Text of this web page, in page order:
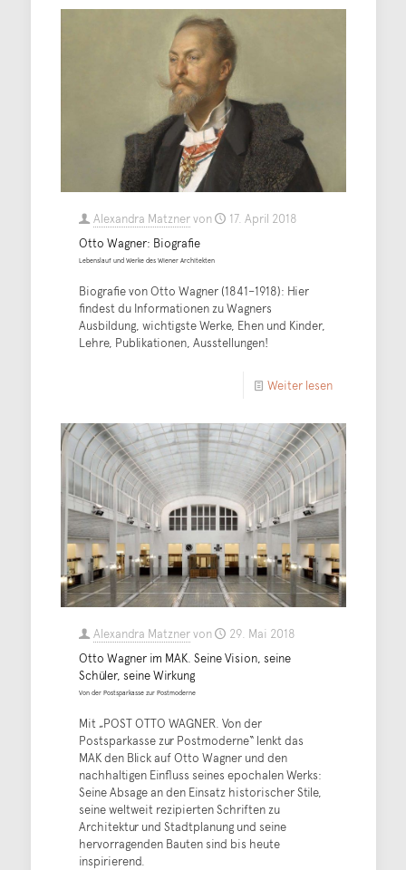
Alexandra Matznervon
17. April 2018
Otto Wagner: Biografie
Lebenslauf und Werke des Wiener Architekten
Biografie von Otto Wagner (1841–1918): Hier
findest du Informationen zu Wagners
Ausbildung, wichtigste Werke, Ehen und Kinder,
Lehre, Publikationen, Ausstellungen!
Weiter lesen
Alexandra Matznervon
29. Mai 2018
Otto Wagner im MAK. Seine Vision, seine
Schüler, seine Wirkung
Von der Postsparkasse zur Postmoderne
Mit „POST OTTO WAGNER. Von der
Postsparkasse zur Postmoderne“ lenkt das
MAK den Blick auf Otto Wagner und den
nachhaltigen Einfluss seines epochalen Werks:
Seine Absage an den Einsatz historischer Stile,
seine weltweit rezipierten Schriften zu
Architektur und Stadtplanung und seine
hervorragenden Bauten sind bis heute
inspirierend.